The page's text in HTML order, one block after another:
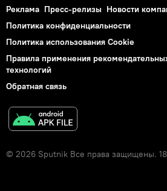
Реклама Пресс-релизы Новости
Политика конфиденциальности
Политика использования Cookie
Правила применения
технологий
Обратная связь
© 2026 Sputnik Все права защищены.